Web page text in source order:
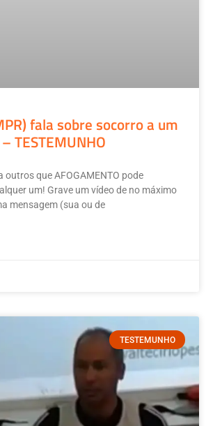
fala sobre socorro a um
TESTEMUNHO
outros que AFOGAMENTO pode
um! Grave um vídeo de no máximo
mensagem (sua ou de
TESTEMUNHO